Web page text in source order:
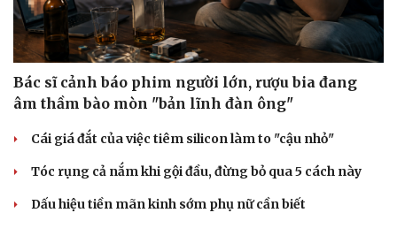
Bác sĩ cảnh báo phim người lớn, rượu bia đang
âm thầm bào mòn "bản lĩnh đàn ông"
Cái giá đắt của việc tiêm silicon làm to "cậu nhỏ"
Tóc rụng cả nắm khi gội đầu, đừng bỏ qua 5 cách này
Dấu hiệu tiền mãn kinh sớm phụ nữ cần biết